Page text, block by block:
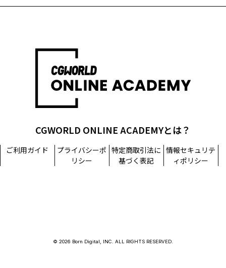
CGWORLD ONLINE ACADEMYとは？
ご利用ガイド
プライバシーポ
リシー
特定商取引法に
基づく表記
情報セキュリテ
ィポリシー
© 2026 Born Digital, INC. ALL RIGHTS RESERVED.